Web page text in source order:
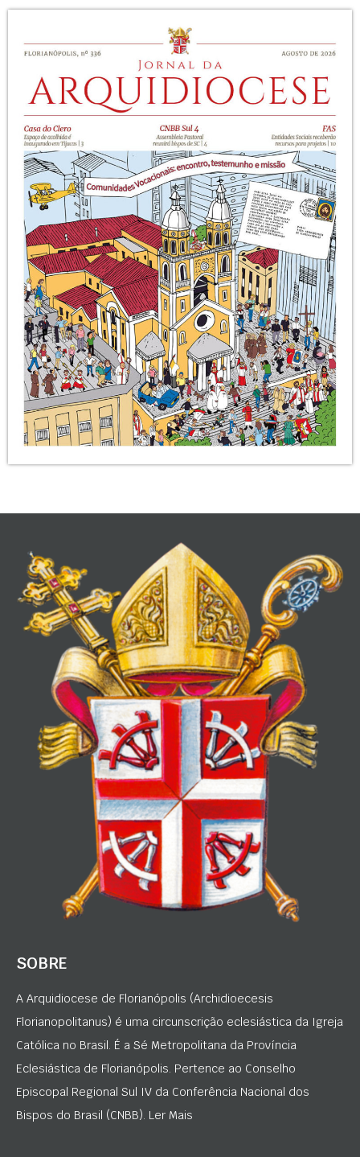
SOBRE
A Arquidiocese de Florianópolis (Archidioecesis
Florianopolitanus) é uma circunscrição eclesiástica da Igreja
Católica no Brasil. É a Sé Metropolitana da Província
Eclesiástica de Florianópolis. Pertence ao Conselho
Episcopal Regional Sul IV da Conferência Nacional dos
Bispos do Brasil (CNBB). Ler Mais